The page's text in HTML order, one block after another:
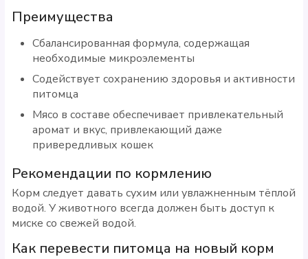
Преимущества
Сбалансированная формула, содержащая
необходимые микроэлементы
Содействует сохранению здоровья и активности
питомца
Мясо в составе обеспечивает привлекательный
аромат и вкус, привлекающий даже
привередливых кошек
Рекомендации по кормлению
Корм следует давать сухим или увлажненным тёплой
водой. У животного всегда должен быть доступ к
миске со свежей водой.
Как перевести питомца на новый корм